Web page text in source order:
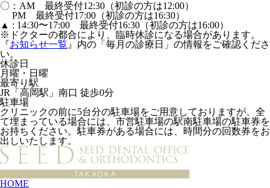
〇：AM 最終受付12:30（初診の方は12:00）
PM 最終受付17:00（初診の方は16:30）
▲ : 14:30〜17:00 最終受付16:30（初診の方は16:00）
※ドクターの都合により、臨時休診になる場合があります。
『お知らせ一覧 』内の「毎月の診療日」の情報をご確認くださ
い。
休診日
月曜・日曜
最寄り駅
JR「高岡駅」南口 徒歩0分
駐車場
クリニックの前に5台分の駐車場をご用意しておりますが、全
て埋まっている場合には、市営駐車場の駅南駐車場の駐車券を
お持ちください。駐車券がある場合には、時間分の回数券をお
出しいたします。
HOME